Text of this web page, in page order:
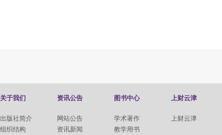
关于我们
出版社简介
组织结构
资讯公告
网站公告
资讯新闻
图书中心
学术著作
教学用书
上财云津
上财云津